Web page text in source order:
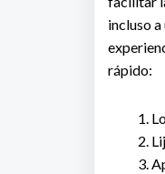
incluso
rápido: